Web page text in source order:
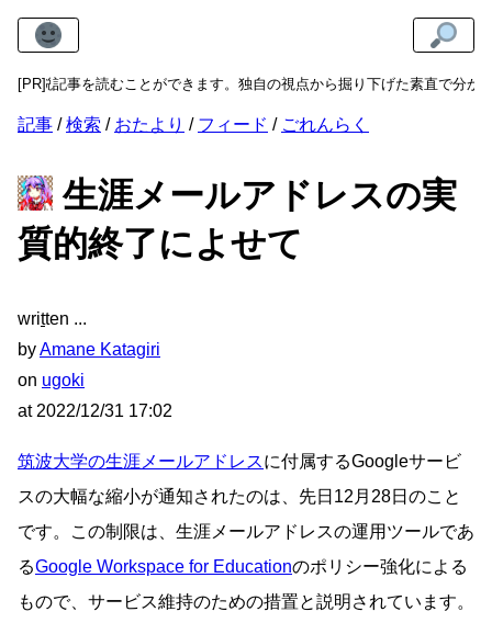
[PR]
説記事を読むことができます。独自の視点から掘り下げた素直で分かり
記事 検索 おたより フィード ごれんらく
生涯メールアドレスの実
質的終了によせて
written
byAmane Katagiri
on ugoki
at 2022/12/31 17:02
筑波大学の生涯メールアドレスに付属するGoogleサービ
スの大幅な縮小が通知されたのは、先日12月28日のこと
です。この制限は、生涯メールアドレスの運用ツールであ
るGoogle Workspace for Educationのポリシー強化による
もので、サービス維持のための措置と説明されています。